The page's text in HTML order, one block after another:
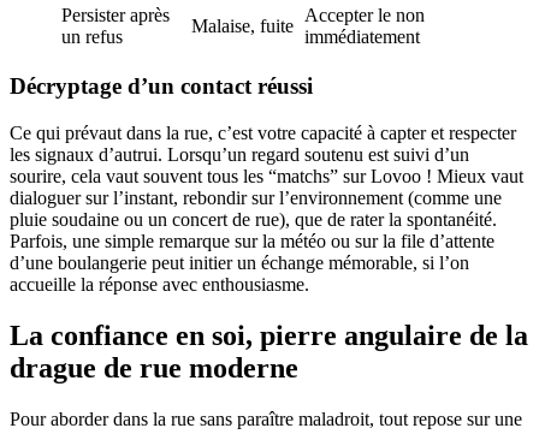
Persister après
un refus
Malaise, fuite
Accepter le non
immédiatement
Décryptage d’un contact réussi
Ce qui prévaut dans la rue, c’est votre capacité à capter et respecter
les signaux d’autrui. Lorsqu’un regard soutenu est suivi d’un
sourire, cela vaut souvent tous les “matchs” sur Lovoo ! Mieux vaut
dialoguer sur l’instant, rebondir sur l’environnement (comme une
pluie soudaine ou un concert de rue), que de rater la spontanéité.
Parfois, une simple remarque sur la météo ou sur la file d’attente
d’une boulangerie peut initier un échange mémorable, si l’on
accueille la réponse avec enthousiasme.
La confiance en soi, pierre angulaire de la
drague de rue moderne
Pour aborder dans la rue sans paraître maladroit, tout repose sur une